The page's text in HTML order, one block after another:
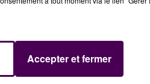
en tête :
personnes. Proposées depuis
ne lassent pas le public
Accepter et fermer